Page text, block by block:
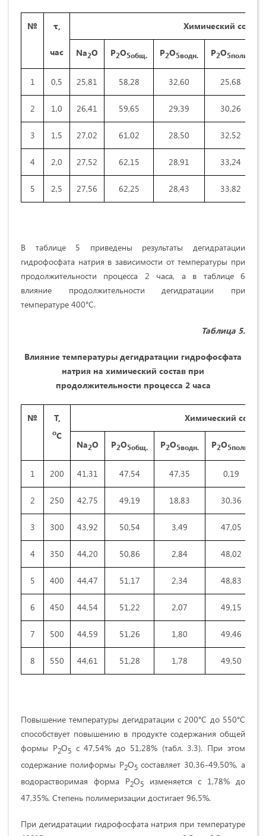
№ τ,
час
Химический
Na2O P2O5общ. P2O5водн. P2O5поли.
1 0,5 25,81 58,28 32,60 25,68
2 1,0 26,41 59,65 29,39 30,26
3 1,5 27,02 61,02 28,50 32,52
4 2,0 27,52 62,15 28,91 33,24
5 2,5 27,56 62,25 28,43 33,82
В таблице 5 приведены результаты дегидратации
гидрофосфата натрия в зависимости от температуры при
продолжительности процесса 2 часа, а в таблице 6
влияние продолжительности дегидратации при
температуре 400°С.
Таблица 5.
Влияние температуры дегидратации гидрофосфата
натрия на химический состав при
продолжительности процесса 2 часа
№ Т,
оС
Химический
Na2O P2O5общ. P2O5водн. P2O5поли.
1 200 41,31 47,54 47,35 0,19
2 250 42,75 49,19 18,83 30,36
3 300 43,92 50,54 3,49 47,05
4 350 44,20 50,86 2,84 48,02
5 400 44,47 51,17 2,34 48,83
6 450 44,54 51,22 2,07 49,15
7 500 44,59 51,26 1,80 49,46
8 550 44,61 51,28 1,78 49,50
Повышение температуры дегидратации с 200°С до 550°С
способствует повышению в продукте содержания общей
формы Р2О5с 47,54% до 51,28% (табл. 3.3). При этом
содержание полиформы Р2О5составляет 30,36-49,50%, а
водорастворимая форма Р2О5изменяется с 1,78% до
47,35%. Степень полимеризации достигает 96,5%.
При дегидратации гидрофосфата натрия при температуре